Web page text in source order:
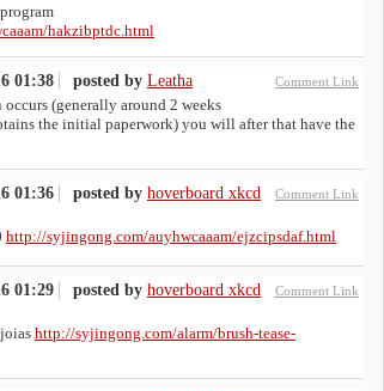
hakzibptdc.html
Comment Link
01:38 posted by Leatha
(generally around 2 weeks
the initial paperwork) you will after that have the
Comment Link
01:36 posted by hoverboard xkcd
http://syjingong.com/auyhwcaaam/ejzcipsdaf.html
Comment Link
01:29 posted by hoverboard xkcd
http://syjingong.com/alarm/brush-tease-